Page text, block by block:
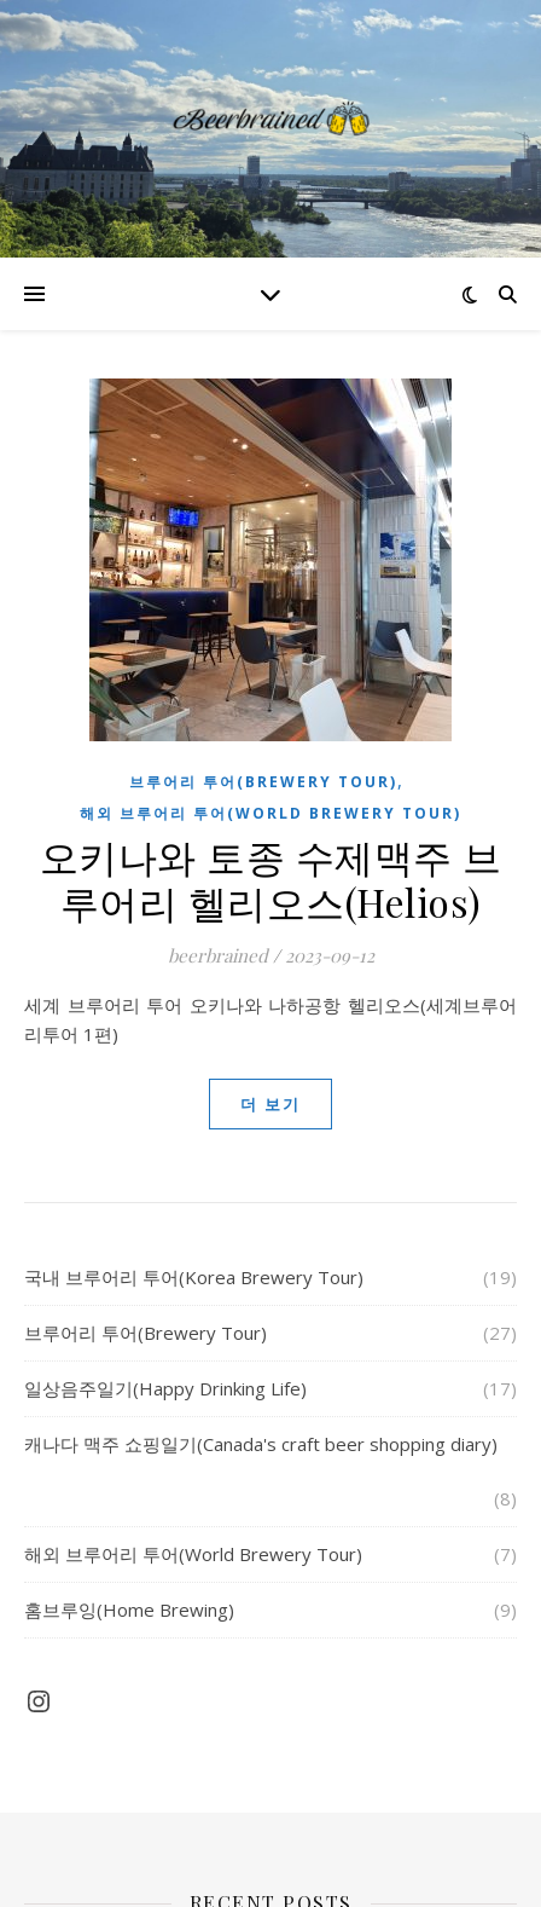
브루어리 투어(BREWERY TOUR),
해외 브루어리 투어(WORLD BREWERY TOUR)
오키나와 토종 수제맥주 브
루어리 헬리오스(Helios)
beerbrained / 2023-09-12
세계 브루어리 투어 오키나와 나하공항 헬리오스(세계브루어
리투어 1편)
더 보기
국내 브루어리 투어(Korea Brewery Tour) (19)
브루어리 투어(Brewery Tour) (27)
일상음주일기(Happy Drinking Life) (17)
캐나다 맥주 쇼핑일기(Canada's craft beer shopping diary)
(8)
해외 브루어리 투어(World Brewery Tour) (7)
홈브루잉(Home Brewing) (9)
Instagram